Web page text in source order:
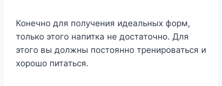
Конечно для получения идеальных форм,
только этого напитка не достаточно. Для
этого вы должны постоянно тренироваться и
хорошо питаться.